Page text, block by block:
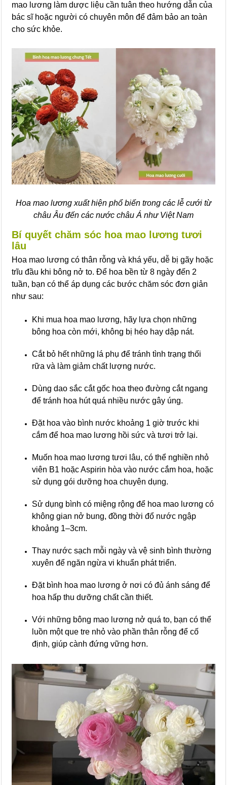
mao lương làm dược liệu cần tuân theo hướng dẫn của
bác sĩ hoặc người có chuyên môn để đảm bảo an toàn
cho sức khỏe.
Hoa mao lương xuất hiện phổ biến trong các lễ cưới từ
châu Âu đến các nước châu Á như Việt Nam
Bí quyết chăm sóc hoa mao lương tươi
lâu
Hoa mao lương có thân rỗng và khá yếu, dễ bị gãy hoặc
trĩu đầu khi bông nở to. Để hoa bền từ 8 ngày đến 2
tuần, bạn có thể áp dụng các bước chăm sóc đơn giản
như sau:
Khi mua hoa mao lương, hãy lựa chọn những
bông hoa còn mới, không bị héo hay dập nát.
Cắt bỏ hết những lá phụ để tránh tình trạng thối
rữa và làm giảm chất lượng nước.
Dùng dao sắc cắt gốc hoa theo đường cắt ngang
để tránh hoa hút quá nhiều nước gây úng.
Đặt hoa vào bình nước khoảng 1 giờ trước khi
cắm để hoa mao lương hồi sức và tươi trở lại.
Muốn hoa mao lương tươi lâu, có thể nghiền nhỏ
viên B1 hoặc Aspirin hòa vào nước cắm hoa, hoặc
sử dụng gói dưỡng hoa chuyên dụng.
Sử dụng bình có miệng rộng để hoa mao lương có
không gian nở bung, đồng thời đổ nước ngập
khoảng 1–3cm.
Thay nước sạch mỗi ngày và vệ sinh bình thường
xuyên để ngăn ngừa vi khuẩn phát triển.
Đặt bình hoa mao lương ở nơi có đủ ánh sáng để
hoa hấp thu dưỡng chất cần thiết.
Với những bông mao lương nở quá to, bạn có thể
luồn một que tre nhỏ vào phần thân rỗng để cố
định, giúp cành đứng vững hơn.